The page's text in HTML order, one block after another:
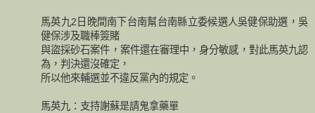
馬英九2日晚間南下台南幫台南縣立委候選人吳健保助選，吳
健保涉及職棒簽賭
與盜採砂石案件，案件還在審理中，身分敏感，對此馬英九認
為，判決還沒確定，
所以他來輔選並不違反黨內的規定。
馬英九：支持謝蘇是請鬼拿藥單